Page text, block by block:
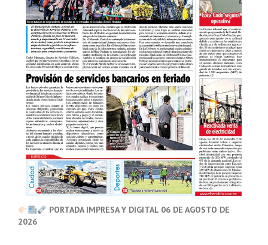
PORTADA IMPRESA Y DIGITAL 06 DE AGOSTO DE
2026